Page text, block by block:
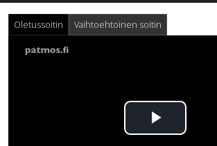
Oletussoitin Vaihtoehtoinen soitin
Toista